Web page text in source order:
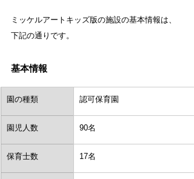
ミッケルアートキッズ版の施設の基本情報は、
下記の通りです。
基本情報
園の種類 認可保育園
園児人数 90名
保育士数 17名